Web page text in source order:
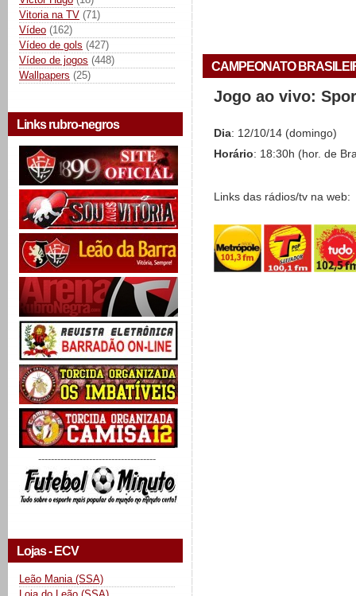
Vitoria na TV (71)
Vídeo (162)
Vídeo de gols (427)
Vídeo de jogos (448)
Wallpapers (25)
Links rubro-negros
-------------------------------------
Lojas - ECV
Leão Mania (SSA)
CAMPEONATO
Jogo ao vivo:
Dia: 12/10/14 (domingo)
Horário: 18:30h (hor. de
Links das rádios/tv na web: